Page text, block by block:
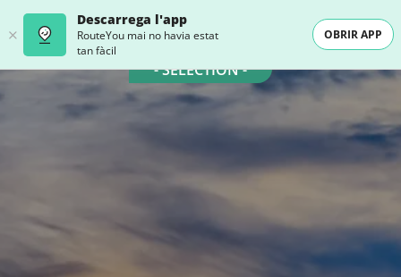
Descarrega l'app
RouteYou mai no havia estat
tan fàcil
OBRIR APP
- SELECTION -